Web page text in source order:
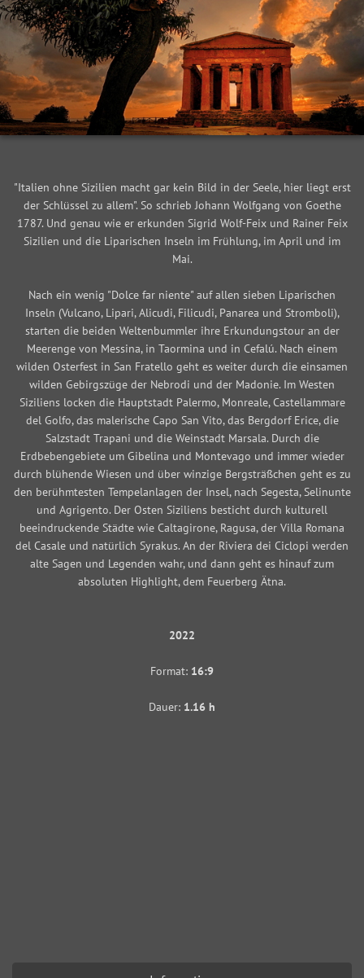
"Italien ohne Sizilien macht gar kein Bild in der Seele, hier liegt erst
der Schlüssel zu allem". So schrieb Johann Wolfgang von Goethe
1787. Und genau wie er erkunden Sigrid Wolf-Feix und Rainer Feix
Sizilien und die Liparischen Inseln im Frühlung, im April und im
Mai.
Nach ein wenig "Dolce far niente" auf allen sieben Liparischen
Inseln (Vulcano, Lipari, Alicudi, Filicudi, Panarea und Stromboli),
starten die beiden Weltenbummler ihre Erkundungstour an der
Meerenge von Messina, in Taormina und in Cefalú. Nach einem
wilden Osterfest in San Fratello geht es weiter durch die einsamen
wilden Gebirgszüge der Nebrodi und der Madonie. Im Westen
Siziliens locken die Hauptstadt Palermo, Monreale, Castellammare
del Golfo, das malerische Capo San Vito, das Bergdorf Erice, die
Salzstadt Trapani und die Weinstadt Marsala. Durch die
Erdbebengebiete um Gibelina und Montevago und immer wieder
durch blühende Wiesen und über winzige Bergsträßchen geht es zu
den berühmtesten Tempelanlagen der Insel, nach Segesta, Selinunte
und Agrigento. Der Osten Siziliens besticht durch kulturell
beeindruckende Städte wie Caltagirone, Ragusa, der Villa Romana
del Casale und natürlich Syrakus. An der Riviera dei Ciclopi werden
alte Sagen und Legenden wahr, und dann geht es hinauf zum
absoluten Highlight, dem Feuerberg Ätna.
2022
Format: 16:9
Dauer: 1.16 h